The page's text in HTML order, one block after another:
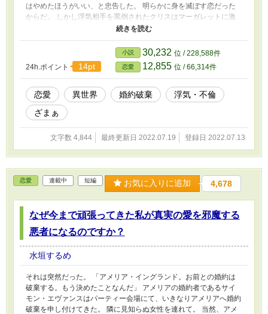
はやめたほうがいい、と忠告した。 明らかに身を滅ぼす恋だった
からだ。 しかし浮気相手を罵倒されたクリスはマーガレットに激
高した。 マーガレットの頬を叩きつけ、激しい罵倒を浴びせる。
す。 婚約者として今まで我慢してきたので、もう我慢しなくても
いいですよね？
24h.ポイント
14pt
小説 30,232 位 / 228,588件
恋愛 12,855 位 / 66,314件
恋愛 異世界 婚約破棄
浮気・不倫
ざまぁ
文字数 4,844 最終更新日 2022.07.19 登録日 2022.07.13
恋愛 連載中 短編 お気に入りに追加 4,678
なぜ今まで頑張ってきた私が真実の愛を邪魔する
悪者になるのですか？
水垣するめ
それは突然だった。 「アメリア・イングランド。お前との婚約は
破棄する。もう決めたことなんだ」 アメリアの婚約者であるサイ
モン・エヴァンスはパーティー会場にて、いきなりアメリアへ婚約
破棄を申し付けてきた。 隣に見知らぬ女性を連れて。 当然、アメ